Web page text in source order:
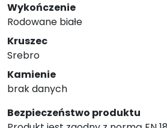
Wykończenie
Rodowane białe
Kruszec
Srebro
Kamienie
brak danych
Bezpieczeństwo produktu